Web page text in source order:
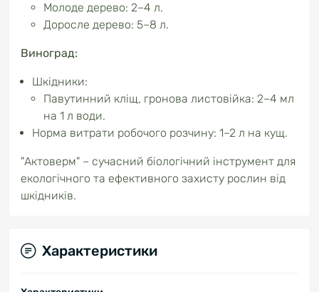
Молоде дерево: 2–4 л.
Доросле дерево: 5–8 л.
Виноград:
Шкідники:
Павутинний кліщ, гронова листовійка: 2–4 мл
на 1 л води.
Норма витрати робочого розчину: 1–2 л на кущ.
"Актоверм" – сучасний біологічний інструмент для
екологічного та ефективного захисту рослин від
шкідників.
Характеристики